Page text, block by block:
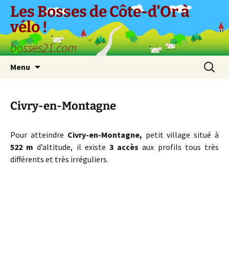
Aller
contenu
Les Bosses de Côte-d'Or à
vélo !
bosses21.com
Menu
Civry-en-Montagne
Pour atteindre Civry-en-Montagne, petit village situé à
522 m d’altitude, il existe3 accès aux profils tous très
différents et très irréguliers.